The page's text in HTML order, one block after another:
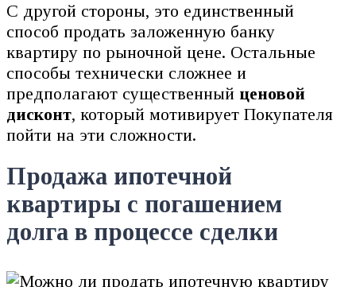
С другой стороны, это единственный
способ продать заложенную банку
квартиру по рыночной цене. Остальные
способы технически сложнее и
предполагают существенный ценовой
дисконт, который мотивирует Покупателя
пойти на эти сложности.
Продажа ипотечной
квартиры с погашением
долга в процессе сделки